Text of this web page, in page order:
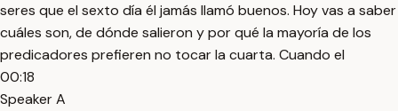
seres que el sexto día él jamás llamó buenos. Hoy vas a saber
cuáles son, de dónde salieron y por qué la mayoría de los
predicadores prefieren no tocar la cuarta. Cuando el
00:18
Speaker A